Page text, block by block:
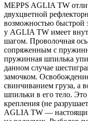
MEPPS AGLIA TW
двухцветной
возможностью быстрой
у AGLIA TW имеет
шагом. Проволочная
сопряженным с
пружинная шпилька
данном случае
замочком.
свинчиванием груза, а
шпильки в его тело.
крепления (не
AGLIA TW —